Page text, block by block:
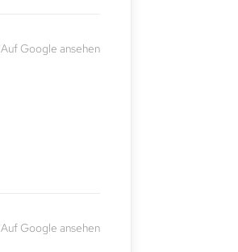
Auf Google ansehen
Auf Google ansehen